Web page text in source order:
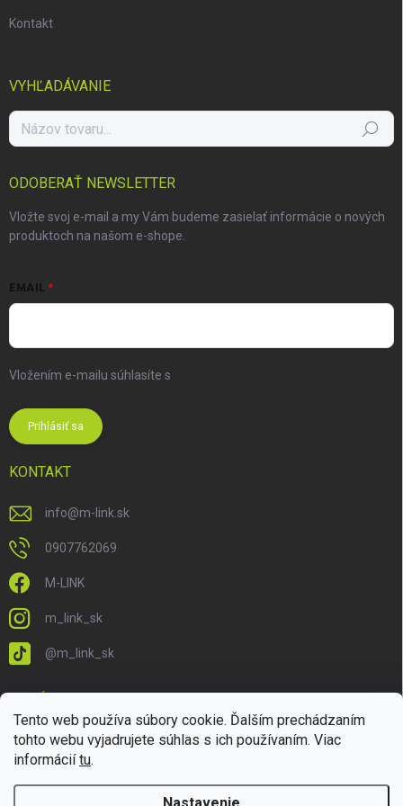
Tento web používa súbory cookie. Ďalším prechádzaním
tohto webu vyjadrujete súhlas s ich používaním. Viac
informáciítu.
Kontakt
VYHĽADÁVANIE
Hľadať
ODOBERAŤ NEWSLETTER
Vložte svoj e-mail a my Vám budeme zasielať informácie o nových
produktoch na našom e-shope.
EMAIL
Vložením e-mailu súhlasíte s
Prihlásiť sa
KONTAKT
info@m-link.sk
0907762069
M-LINK
m_link_sk
@m_link_sk